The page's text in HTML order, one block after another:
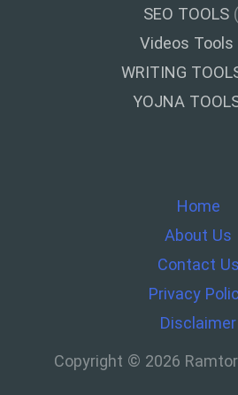
SEO TOOLS
Videos Tools
WRITING
YOJNA
Home
About Us
Contact Us
Privacy
Disclaimer
Copyright © 2026